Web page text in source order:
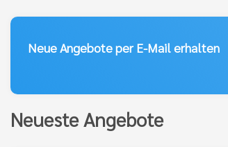
Neue Angebote per E-Mail erhalten
Neueste Angebote